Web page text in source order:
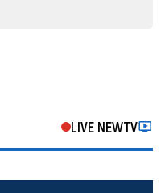
LIVE NEWTV